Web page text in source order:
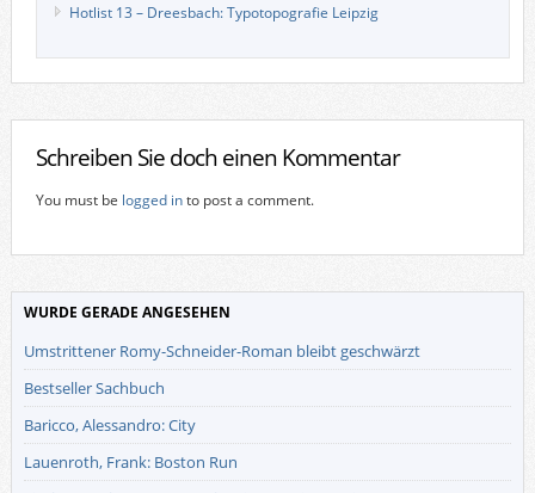
Hotlist 13 – Dreesbach: Typotopografie Leipzig
Schreiben Sie doch einen Kommentar
You must be logged into post a comment.
WURDE GERADE ANGESEHEN
Umstrittener Romy-Schneider-Roman bleibt geschwärzt
Bestseller Sachbuch
Baricco, Alessandro: City
Lauenroth, Frank: Boston Run